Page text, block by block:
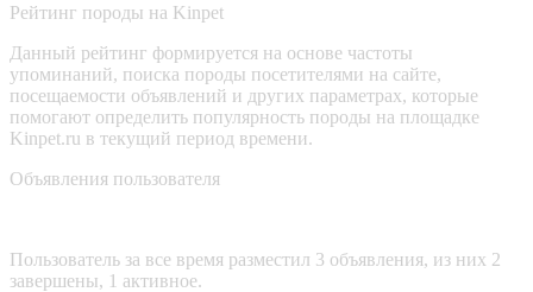
Рейтинг породы на Kinpet
Данный рейтинг формируется на основе частоты
упоминаний, поиска породы посетителями на сайте,
посещаемости объявлений и других параметрах, которые
помогают определить популярность породы на площадке
Kinpet.ru в текущий период времени.
Объявления пользователя
Пользователь за все время разместил 3 объявления, из них 2
завершены, 1 активное.